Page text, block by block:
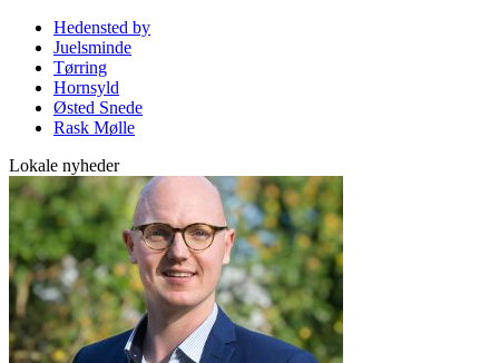
Hedensted by
Juelsminde
Tørring
Hornsyld
Østed Snede
Rask Mølle
Lokale nyheder